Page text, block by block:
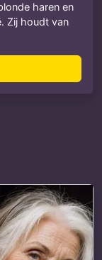
haren en
Zij houdt van